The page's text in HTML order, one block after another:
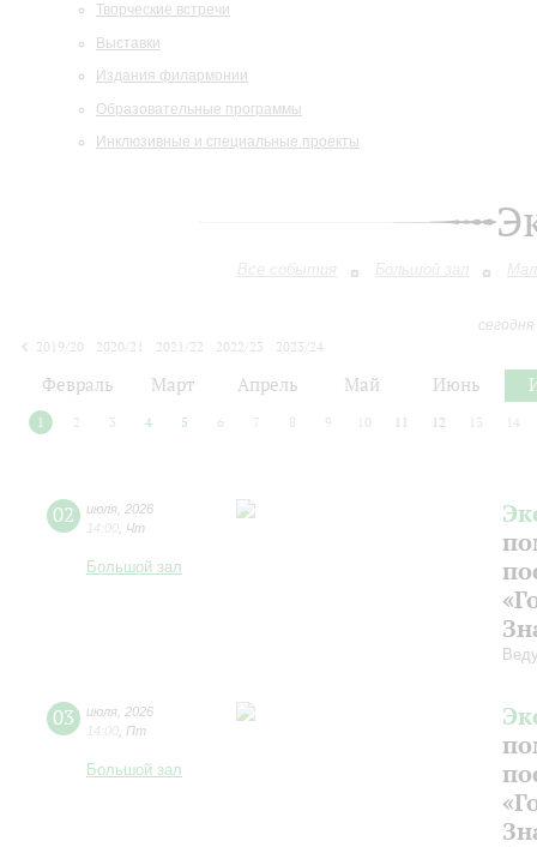
Творческие встречи
Выставки
Издания филармонии
Образовательные программы
Инклюзивные и специальные проекты
Все события Большой зал
2019/20
2020/21 2021/22 2022/23
2023/24
Февраль Март Апрель Май Июнь
1 2 3 4 5 6 7 8 9 10 11 12 13 14
02 июля 2026
14:00 Чт
Большой зал
03 июля 2026
14:00 Пт
Большой зал